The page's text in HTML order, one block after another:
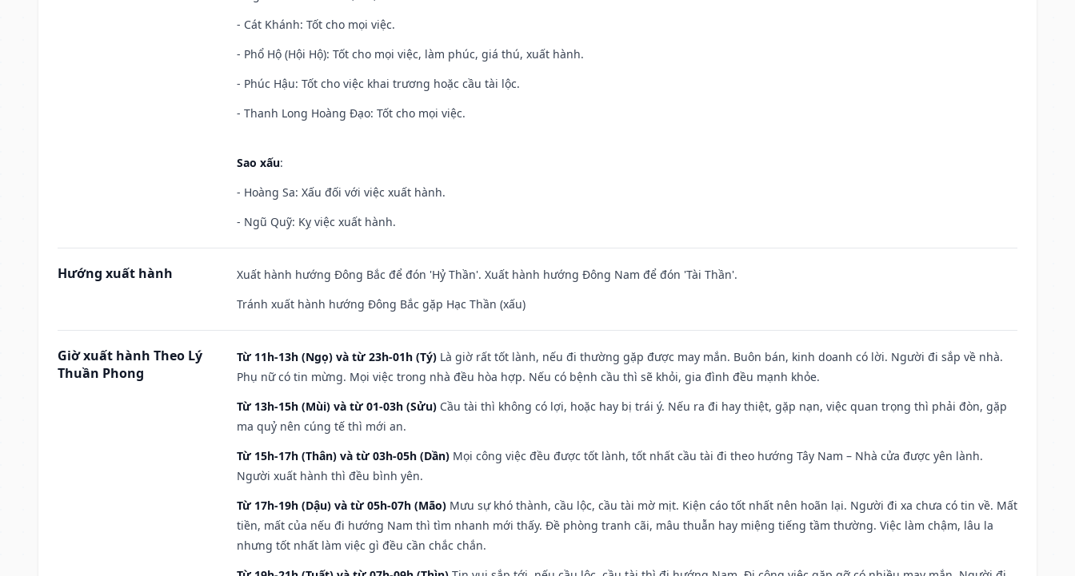
- Cát Khánh: Tốt cho mọi việc.
- Phổ Hộ (Hội Hộ): Tốt cho mọi việc, làm phúc, giá thú, xuất hành.
- Phúc Hậu: Tốt cho việc khai trương hoặc cầu tài lộc.
- Thanh Long Hoàng Đạo: Tốt cho mọi việc.
Sao xấu:
- Hoàng Sa: Xấu đối với việc xuất hành.
- Ngũ Quỹ: Kỵ việc xuất hành.
Hướng xuất hành
Xuất hành hướng Đông Bắc để đón 'Hỷ Thần'. Xuất hành hướng Đông Nam để đón 'Tài Thần'.
Tránh xuất hành hướng Đông Bắc gặp Hạc Thần (xấu)
Giờ xuất hành Theo Lý
Thuần Phong
Từ 11h-13h (Ngọ) và từ 23h-01h (Tý) Là giờ rất tốt lành, nếu đi thường gặp được may mắn. Buôn bán, kinh doanh có lời. Người đi sắp về nhà.
Phụ nữ có tin mừng. Mọi việc trong nhà đều hòa hợp. Nếu có bệnh cầu thì sẽ khỏi, gia đình đều mạnh khỏe.
Từ 13h-15h (Mùi) và từ 01-03h (Sửu) Cầu tài thì không có lợi, hoặc hay bị trái ý. Nếu ra đi hay thiệt, gặp nạn, việc quan trọng thì phải đòn, gặp
ma quỷ nên cúng tế thì mới an.
Từ 15h-17h (Thân) và từ 03h-05h (Dần) Mọi công việc đều được tốt lành, tốt nhất cầu tài đi theo hướng Tây Nam – Nhà cửa được yên lành.
Người xuất hành thì đều bình yên.
Từ 17h-19h (Dậu) và từ 05h-07h (Mão) Mưu sự khó thành, cầu lộc, cầu tài mờ mịt. Kiện cáo tốt nhất nên hoãn lại. Người đi xa chưa có tin về. Mất
tiền, mất của nếu đi hướng Nam thì tìm nhanh mới thấy. Đề phòng tranh cãi, mâu thuẫn hay miệng tiếng tầm thường. Việc làm chậm, lâu la
nhưng tốt nhất làm việc gì đều cần chắc chắn.